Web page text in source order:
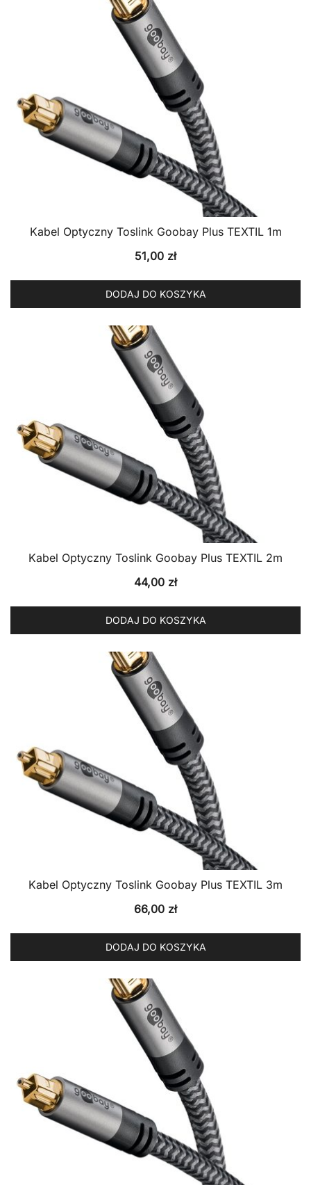
Kabel Optyczny Toslink Goobay Plus TEXTIL 1m
51,00 zł
DODAJ DO KOSZYKA
Kabel Optyczny Toslink Goobay Plus TEXTIL 2m
44,00 zł
DODAJ DO KOSZYKA
Kabel Optyczny Toslink Goobay Plus TEXTIL 3m
66,00 zł
DODAJ DO KOSZYKA